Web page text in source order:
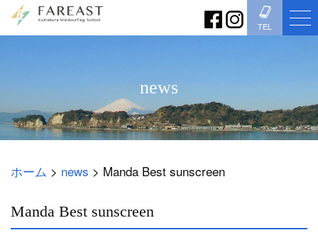
TEL
news
ホーム > news > Manda Best sunscreen
Manda Best sunscreen